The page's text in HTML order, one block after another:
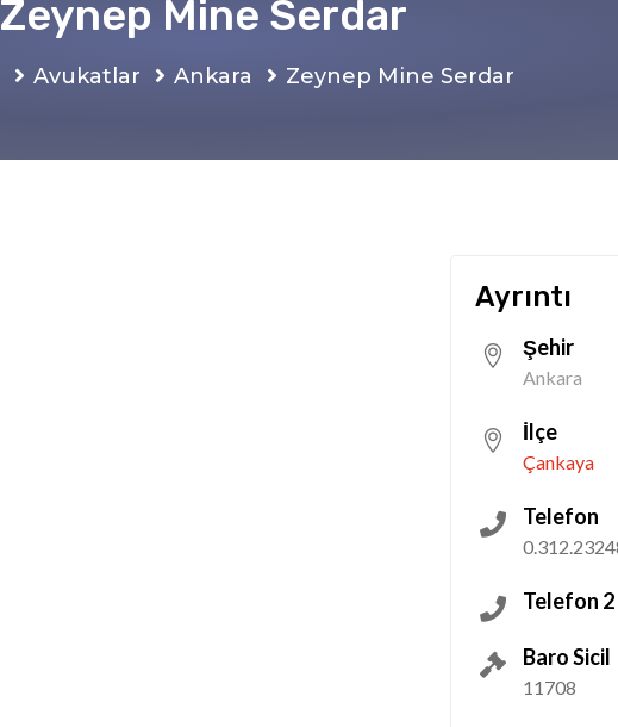
Zeynep Mine Serdar
Avukatlar Ankara Zeynep Mine Serdar
Ayrıntı
Şehir
Ankara
İlçe
Çankaya
Telefon
Telefon 2
Baro Sicil
11708